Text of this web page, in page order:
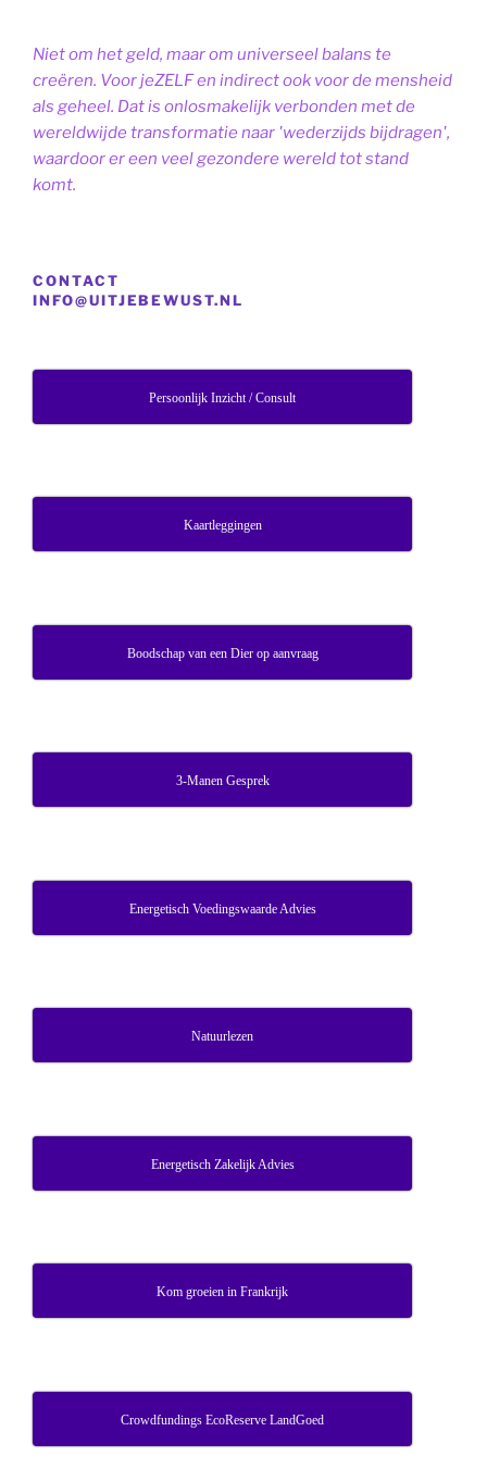
Niet om het geld, maar om universeel balans te
creëren. Voor jeZELF en indirect ook voor de mensheid
als geheel. Dat is onlosmakelijk verbonden met de
wereldwijde transformatie naar 'wederzijds bijdragen',
waardoor er een veel gezondere wereld tot stand
komt.
CONTACT
INFO@UITJEBEWUST.NL
Persoonlijk Inzicht / Consult
Kaartleggingen
Boodschap van een Dier op aanvraag
3-Manen Gesprek
Energetisch Voedingswaarde Advies
Natuurlezen
Energetisch Zakelijk Advies
Kom groeien in Frankrijk
Crowdfundings EcoReserve LandGoed